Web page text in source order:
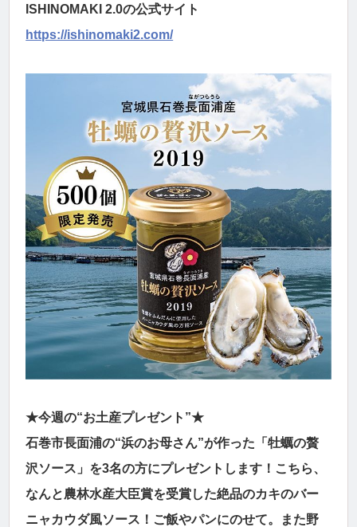
ISHINOMAKI 2.0の公式サイト
https://ishinomaki2.com/
★今週の“お土産プレゼント”★
石巻市長面浦の“浜のお母さん”が作った「牡蠣の贅
沢ソース」を3名の方にプレゼントします！こちら、
なんと農林水産大臣賞を受賞した絶品のカキのバー
ニャカウダ風ソース！ご飯やパンにのせて。また野